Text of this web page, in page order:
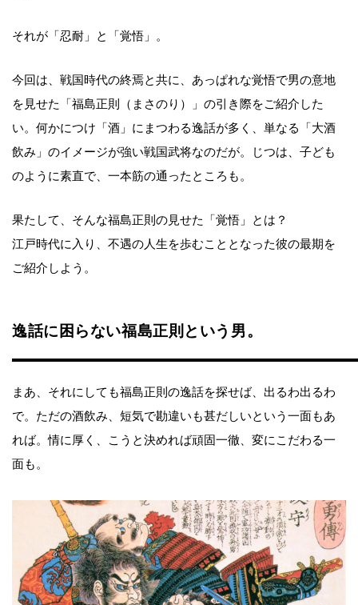
それが「忍耐」と「覚悟」。
今回は、戦国時代の終焉と共に、あっぱれな覚悟で男の意地
を見せた「福島正則（まさのり）」の引き際をご紹介した
い。何かにつけ「酒」にまつわる逸話が多く、単なる「大酒
飲み」のイメージが強い戦国武将なのだが。じつは、子ども
のように素直で、一本筋の通ったところも。
果たして、そんな福島正則の見せた「覚悟」とは？
江戸時代に入り、不遇の人生を歩むこととなった彼の最期を
ご紹介しよう。
逸話に困らない福島正則という男。
まあ、それにしても福島正則の逸話を探せば、出るわ出るわ
で。ただの酒飲み、短気で勘違いも甚だしいという一面もあ
れば。情に厚く、こうと決めれば頑固一徹、変にこだわる一
面も。